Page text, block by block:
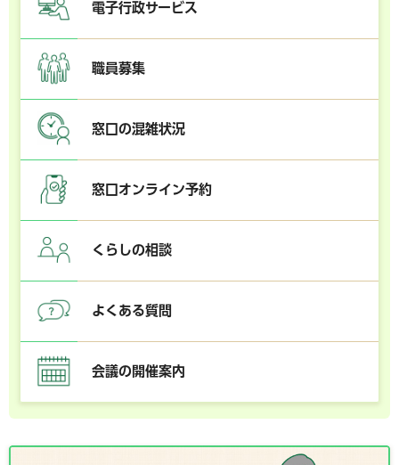
電子行政サービス
職員募集
窓口の混雑状況
窓口オンライン予約
くらしの相談
よくある質問
会議の開催案内